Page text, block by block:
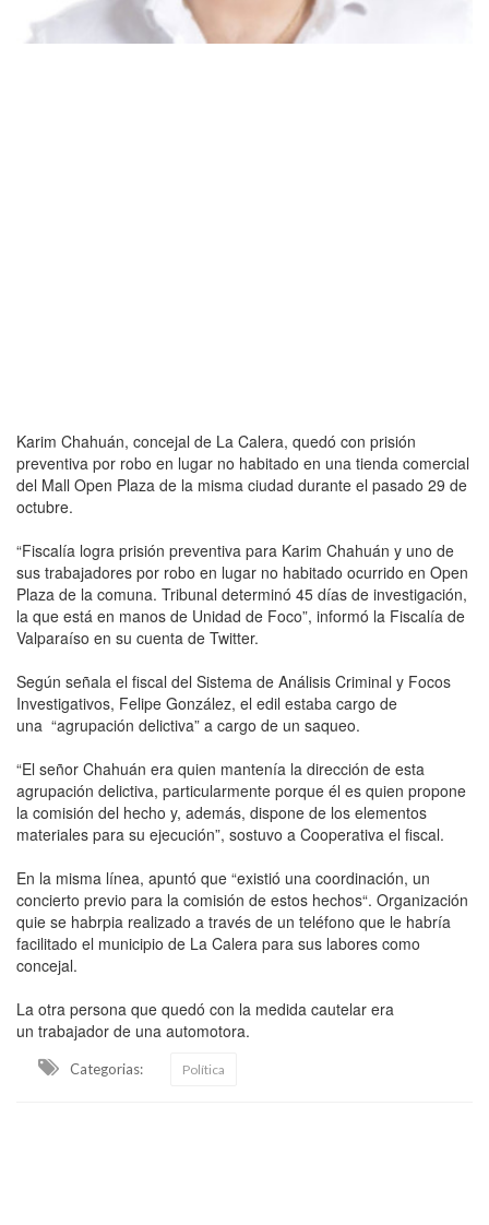
Karim Chahuán, concejal de La Calera, quedó con prisión
preventiva por robo en lugar no habitado en una tienda comercial
del Mall Open Plaza de la misma ciudad durante el pasado 29 de
octubre.
“Fiscalía logra prisión preventiva para Karim Chahuán y uno de
sus trabajadores por robo en lugar no habitado ocurrido en Open
Plaza de la comuna. Tribunal determinó 45 días de investigación,
la que está en manos de Unidad de Foco”, informó la Fiscalía de
Valparaíso en su cuenta de Twitter.
Según señala el fiscal del Sistema de Análisis Criminal y Focos
Investigativos, Felipe González, el edil estaba cargo de
una “agrupación delictiva” a cargo de un saqueo.
“El señor Chahuán era quien mantenía la dirección de esta
agrupación delictiva, particularmente porque él es quien propone
la comisión del hecho y, además, dispone de los elementos
materiales para su ejecución”, sostuvo a Cooperativa el fiscal.
En la misma línea, apuntó que “existió una coordinación, un
concierto previo para la comisión de estos hechos“. Organización
quie se habrpia realizado a través de un teléfono que le habría
facilitado el municipio de La Calera para sus labores como
concejal.
La otra persona que quedó con la medida cautelar era
un trabajador de una automotora.
Categorias: Política